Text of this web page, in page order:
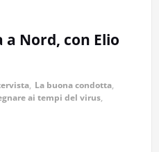
Nord, con Elio
, La buona condotta,
ai tempi del virus,